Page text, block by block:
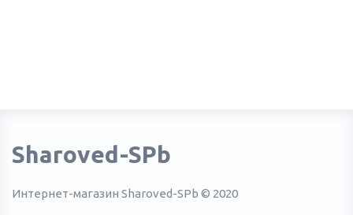
Sharoved-SPb
Интернет-магазин Sharoved-SPb © 2020